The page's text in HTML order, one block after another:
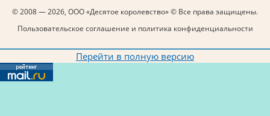
© 2008 — 2026, ООО «Десятое королевство» © Все права защищены.
Пользовательское соглашение и политика конфиденциальности
Перейти в полную версию